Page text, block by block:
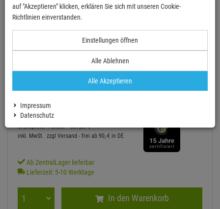
DPA KIT-4099-DP-4C - 4099 CORE+ Classic
Touring Kit, 4 Mikrofone und Zubehör, Loud
Artikel-Nummer:DPAKIT4099DP4C
49,66 EUR/ Monat
UVP:2.891,70
2.749,
Grundpreis: 1 Stück =687,25 €
inkl. MwSt. zzgl Versand - frei ab 90,-€ in DE
Ab ZentralLager lieferbar
Lieferzeit: 5-10 Werktage
In den Warenkorb
auf "Akzeptieren" klicken, erklären Sie sich mit unseren Cookie-
Richtlinien einverstanden.
Einstellungen öffnen
Alle Ablehnen
Alle Akzeptieren
Impressum
Datenschutz